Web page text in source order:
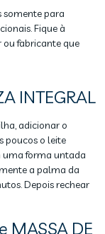
somente para
Fique à
fabricante que
INTEGRAL
adicionar o
poucos o leite
uma forma untada
a palma da
Depois rechear
MASSA DE